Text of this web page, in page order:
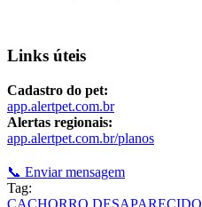
Links úteis
Cadastro do pet:
app.alertpet.com.br
Alertas regionais:
app.alertpet.com.br/planos
📞 Enviar mensagem
Tag:
CACHORRO DESAPARECIDO